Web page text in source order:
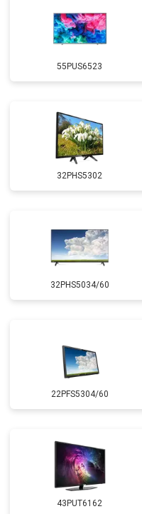
55PUS6523
32PHS5302
32PHS5034/60
22PFS5304/60
43PUT6162